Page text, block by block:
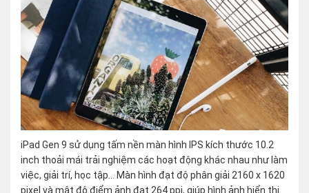
iPad Gen 9 sử dụng tấm nền màn hình IPS kích thước 10.2
inch thoải mái trải nghiệm các hoạt động khác nhau như làm
việc, giải trí, học tập… Màn hình đạt độ phân giải 2160 x 1620
pixel và mật độ điểm ảnh đạt 264 ppi, giúp hình ảnh hiển thị